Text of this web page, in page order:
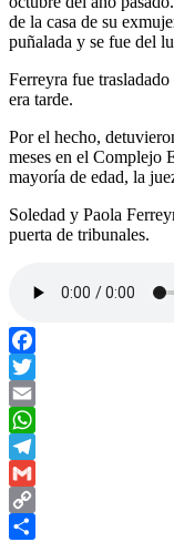
de la casa de su
puñalada y se fue del
Ferreyra fue
era tarde.
Por el hecho,
meses en el Complejo
mayoría de edad, la
Soledad y Paola
puerta de tribunales.
Facebook
Twitter
Email
WhatsApp
Telegram
Gmail
Copy